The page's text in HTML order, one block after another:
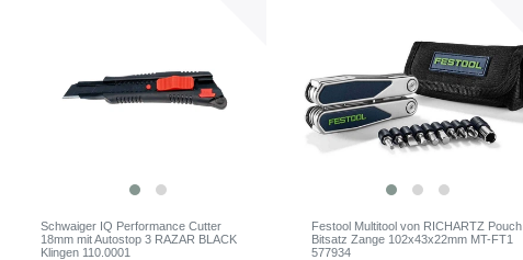
Schwaiger IQ Performance Cutter
18mm mit Autostop 3 RAZAR BLACK
Klingen 110.0001
Festool Multitool von RICHARTZ Pouch
Bitsatz Zange 102x43x22mm MT-FT1
577934